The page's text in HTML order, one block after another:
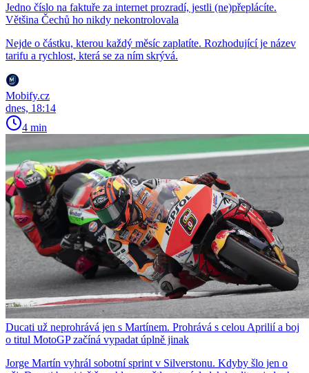
Jedno číslo na faktuře za internet prozradí, jestli (ne)přeplácíte.
Většina Čechů ho nikdy nekontrolovala
Nejde o částku, kterou každý měsíc zaplatíte. Rozhodující je název
tarifu a rychlost, která se za ním skrývá.
Mobify.cz
dnes, 18:14
4 min
Ducati už neprohrává jen s Martínem. Prohrává s celou Aprilií a boj
o titul MotoGP začíná vypadat úplně jinak
Jorge Martín vyhrál sobotní sprint v Silverstonu. Kdyby šlo jen o